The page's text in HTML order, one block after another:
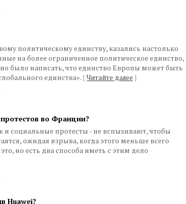
политическому единству, казались настолько
на более ограниченное политическое единство,
было написать, что единство Европы может быть
единства». { Читайте далее }
во Франции?
социальные протесты - не вспыхивают, чтобы
ожидая взрыва, когда этого меньше всего
но есть два способа иметь с этим дело
Huawei?